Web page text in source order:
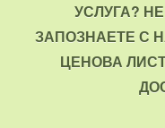
УСЛУГА?
ЗАПОЗНАЕТЕ С
ЦЕНОВА